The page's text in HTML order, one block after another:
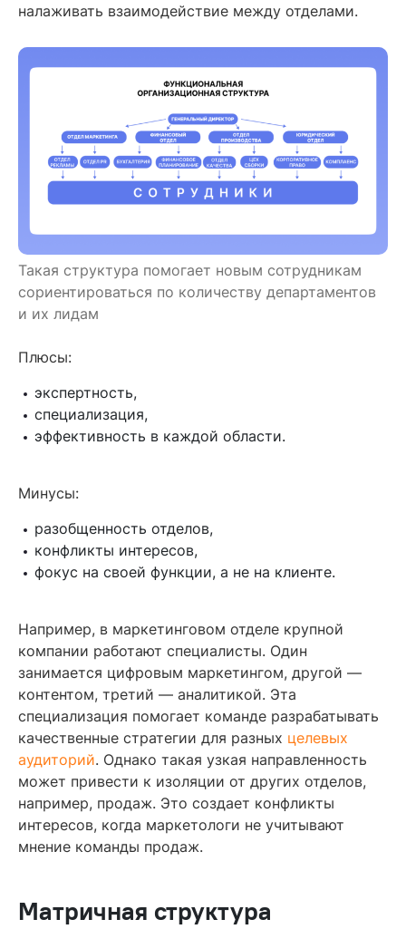
налаживать взаимодействие между отделами.
Такая структура помогает новым сотрудникам
сориентироваться по количеству департаментов
и их лидам
Плюсы:
экспертность,
специализация,
эффективность в каждой области.
Минусы:
разобщенность отделов,
конфликты интересов,
фокус на своей функции, а не на клиенте.
Например, в маркетинговом отделе крупной
компании работают специалисты. Один
занимается цифровым маркетингом, другой —
контентом, третий — аналитикой. Эта
специализация помогает команде разрабатывать
качественные стратегии для разных целевых
аудиторий. Однако такая узкая направленность
может привести к изоляции от других отделов,
например, продаж. Это создает конфликты
интересов, когда маркетологи не учитывают
мнение команды продаж.
Матричная структура